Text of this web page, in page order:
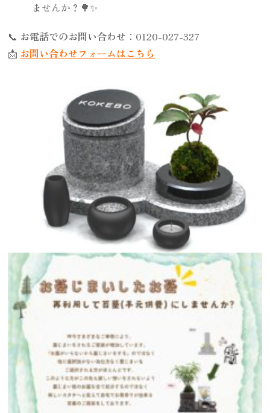
ませんか？🌳✨
📞 お電話でのお問い合わせ ：0120-027-327
📩 お問い合わせフォームはこちら